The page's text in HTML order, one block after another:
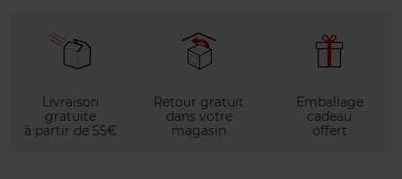
Livraison
gratuite
à partir de 55€
Retour gratuit
dans votre
magasin
Emballage
cadeau
offert